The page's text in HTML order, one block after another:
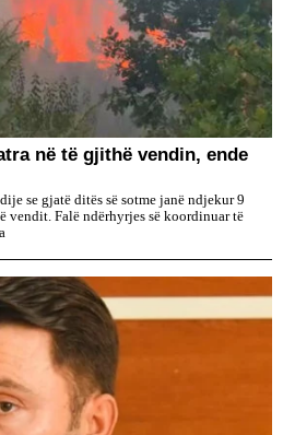
në të gjithë vendin, ende
se gjatë ditës së sotme janë ndjekur 9
vendit. Falë ndërhyrjes së koordinuar të